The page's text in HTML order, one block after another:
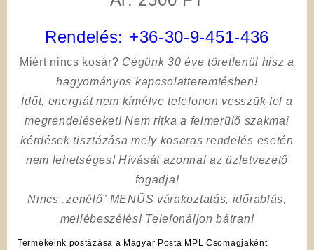
Rendelés: +36-30-9-451-436
Miért nincs kosár? Cégünk 30 éve töretlenül hisz a
hagyományos kapcsolatteremtésben!
Időt, energiát nem kímélvetelefonon vesszük fel a
megrendeléseket! Nem ritka a felmerülő szakmai
kérdések tisztázása mely kosaras rendelés esetén
nem lehetséges! Hívását azonnal az üzletvezető
fogadja!
Nincs „zenélő” MENÜS várakoztatás, időrablás,
mellébeszélés! Telefonáljon bátran!
Termékeink postázása a Magyar Posta MPL Csomagjaként